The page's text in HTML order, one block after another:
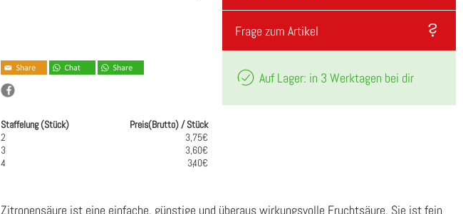
Frage zum Artikel
Auf Lager: in 3 Werktagen bei dir
Staffelung (Stück)
Preis(Brutto) / Stück
2
3,75€
3
3,60€
4
3,40€
Zitronensäure ist eine einfache, günstige und überaus wirkungsvolle Fruchtsäure. Sie ist fein